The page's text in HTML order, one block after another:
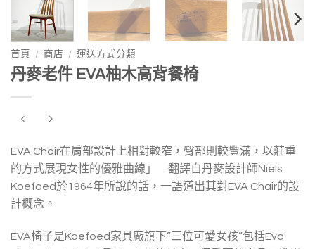
首頁 / 商店 / 運送方式分類
丹麥老件 EVA柚木高背餐椅
EVA Chair在肩部設計上相對較窄，臀部則較豐滿，以莊重
的方式展現女性的優雅曲線」 翻譯自丹麥設計師Niels
Koefoed於1964年所說的話，一語道出其對EVA Chair的設
計概念。
EVA椅子是Koefoed家具廠旗下”三位可愛女孩”包括Eva